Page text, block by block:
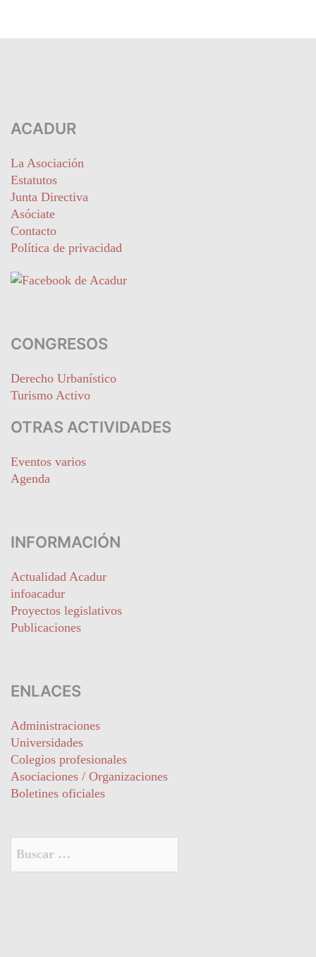
ACADUR
La Asociación
Estatutos
Junta Directiva
Asóciate
Contacto
Política de privacidad
CONGRESOS
Derecho Urbanístico
Turismo Activo
OTRAS ACTIVIDADES
Eventos varios
Agenda
INFORMACIÓN
Actualidad Acadur
infoacadur
Proyectos legislativos
Publicaciones
ENLACES
Administraciones
Universidades
Colegios profesionales
Asociaciones / Organizaciones
Boletines oficiales